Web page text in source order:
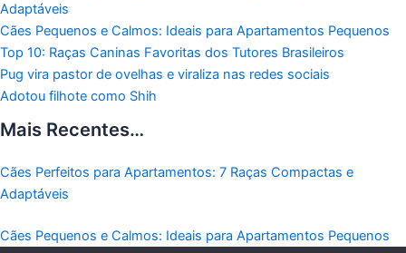
Adaptáveis
Cães Pequenos e Calmos: Ideais para Apartamentos Pequenos
Top 10: Raças Caninas Favoritas dos Tutores Brasileiros
Pug vira pastor de ovelhas e viraliza nas redes sociais
Adotou filhote como Shih
Mais Recentes…
Cães Perfeitos para Apartamentos: 7 Raças Compactas e
Adaptáveis
Cães Pequenos e Calmos: Ideais para Apartamentos Pequenos